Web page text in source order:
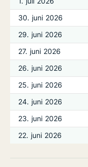
30. juni 2026
29. juni 2026
27. juni 2026
26. juni 2026
25. juni 2026
24. juni 2026
23. juni 2026
22. juni 2026